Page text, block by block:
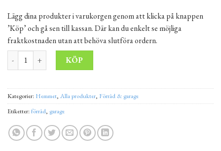
Lägg dina produkter i varukorgen genom att klicka på knappen
’Köp’ och gå sen till kassan. Där kan du enkelt se möjliga
fraktkostnaden utan att behöva slutföra ordern.
Förrådet M10 2,77x1,91 m mängd
KÖP
Kategorier: Hemmet, Alla produkter, Förråd & garage
Etiketter:förråd, garage